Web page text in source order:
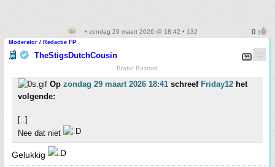
• zondag 29 maart 2026 @ 18:42 • 132
Moderator / Redactie FP
TheStigsDutchCousin
Brabo Bastard
Op zondag 29 maart 2026 18:41 schreef Friday12 het
volgende:
[..]
Nee dat niet
Gelukkig